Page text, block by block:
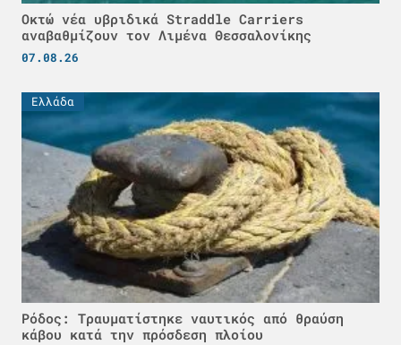
Οκτώ νέα υβριδικά Straddle Carriers
αναβαθμίζουν τον Λιμένα Θεσσαλονίκης
07.08.26
Ελλάδα
Ρόδος: Τραυματίστηκε ναυτικός από θραύση
κάβου κατά την πρόσδεση πλοίου